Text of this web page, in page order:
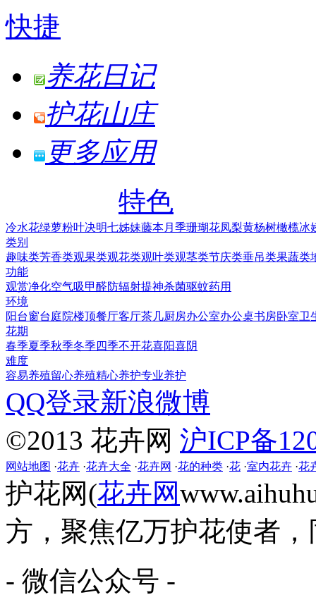
快捷
养花日记
护花山庄
更多应用
特色
冷水花绿萝粉叶决明七姊妹藤本月季珊瑚花凤梨黄杨树橄榄冰
类别
趣味类芳香类观果类观花类观叶类观茎类节庆类垂吊类果蔬类
功能
观赏净化空气吸甲醛防辐射提神杀菌驱蚊药用
环境
阳台窗台庭院楼顶餐厅客厅茶几厨房办公室办公桌书房卧室卫
花期
春季夏季秋季冬季四季不开花喜阳喜阴
难度
容易养殖留心养殖精心养护专业养护
QQ登录新浪微博
©2013 花卉网 沪ICP备
网站地图 ·花卉 ·花卉大全 ·花卉网 ·花的种类 ·花 ·室内花卉 ·花
护花网(花卉网
方，聚焦亿万护花使者
- 微信公众号 -